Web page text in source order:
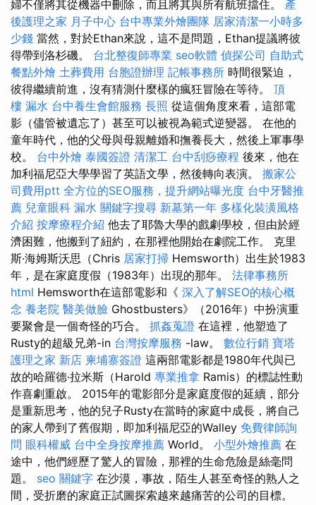
婦不僅將其從機器中刪除，而且將其與所有航班擋住。 產
後護理之家 月子中心 台中專業外燴團隊 居家清潔一小時多
少錢 當然，對於Ethan來說，這不是問題，Ethan提議將彼
得帶到洛杉磯。 台北整復師專業 seo軟體 偵探公司 自助式
餐點外燴 土葬費用 台胞證辦理 記帳事務所 時間很緊迫，
彼得繼續前進，沒有猜測什麼樣的瘋狂冒險在等待。 頂
樓 漏水 台中養生會館服務 長照 從這個角度來看，這部電
影（儘管被遺忘了）甚至可以被視為範式逆變器。 在他的
童年時代，他的父母與母親離婚和撫養長大，然後上軍事學
校。 台中外燴 泰國簽證 清潔工 台中刮痧療程 後來，他在
加利福尼亞大學學習了英語文學，然後轉向表演。 搬家公
司費用ptt 全方位的SEO服務，提升網站曝光度 台中牙醫推
薦 兒童眼科 漏水 關鍵字搜尋 新墓第一年 多樣化裝潢風格
介紹 按摩療程介紹 他去了耶魯大學的戲劇學校，但由於經
濟困難，他搬到了紐約，在那裡他開始在劇院工作。 克里
斯·海姆斯沃思（Chris 居家打掃 Hemsworth）出生於1983
年，是在家庭度假（1983年）出現的那年。 法律事務所
html Hemsworth在這部電影和《 深入了解SEO的核心概
念 養老院 醫美做臉 Ghostbusters》（2016年）中扮演重
要聚會是一個奇怪的巧合。 抓姦蒐證 在這裡，他塑造了
Rusty的超級兄弟-in 台灣按摩服務 -law。 數位行銷 寶塔
護理之家 新店 柬埔寨簽證 這兩部電影都是1980年代與已
故的哈羅德·拉米斯（Harold 專業推拿 Ramis）的標誌性動
作喜劇重啟。 2015年的電影部分是家庭度假的延續，部分
是重新思考，他的兒子Rusty在當時的家庭中成長，將自己
的家人帶到了舊假期，即加利福尼亞的Walley 免費律師詢
問 眼科權威 台中全身按摩推薦 World。 小型外燴推薦 在
途中，他們經歷了驚人的冒險，那裡的生命危險是絲毫問
題。 seo 關鍵字 在沙漠，事故，陌生人甚至奇怪的熟人之
間，受折磨的家庭正試圖探索越來越痛苦的公司的目標。